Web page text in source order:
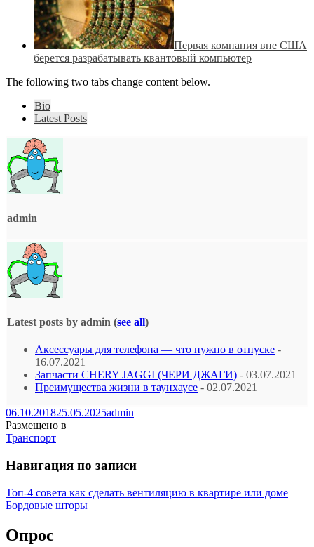
Первая компания вне США
берется разрабатывать квантовый компьютер
The following two tabs change content below.
Bio
Latest Posts
admin
Latest posts by admin (see all)
Аксессуары для телефона — что нужно в отпуске -
16.07.2021
Запчасти CHERY JAGGI (ЧЕРИ ДЖАГИ) - 03.07.2021
Преимущества жизни в таунхаусе - 02.07.2021
06.10.201825.05.2025admin
Размещено в
Транспорт
Навигация по записи
Топ-4 совета как сделать вентиляцию в квартире или доме
Бордовые шторы
Опрос